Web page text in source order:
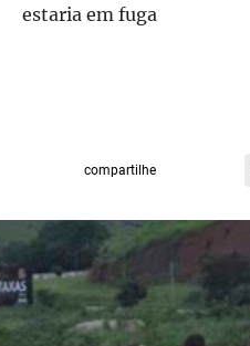
estaria em fuga
compartilhe